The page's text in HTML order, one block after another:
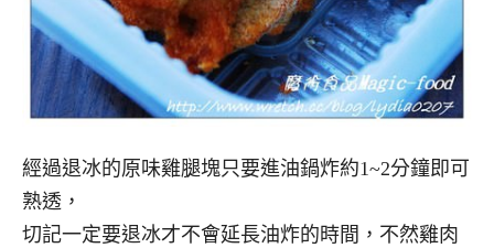
經過退冰的原味雞腿塊只要進油鍋炸約1~2分鐘即可
熟透，
切記一定要退冰才不會延長油炸的時間，不然雞肉